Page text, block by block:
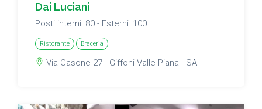
Dai Luciani
Posti interni: 80 - Esterni: 100
Ristorante Braceria
Via Casone 27 - Giffoni Valle Piana - SA